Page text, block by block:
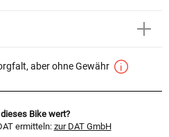
aber ohne Gewähr
Bike wert?
ermitteln: zur DAT GmbH